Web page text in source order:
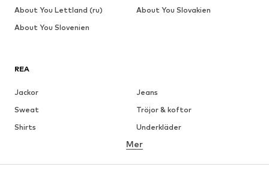
REA
Jackor
Jeans
Sweat
Tröjor & koftor
Shirts
Underkläder
Skjortor
Mer
About You Lettland (ru)
About You Slovakien
About You Slovenien